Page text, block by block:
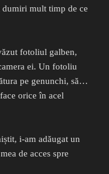
dumiri mult timp de ce
fotoliul galben,
ei. Un fotoliu
pe genunchi, să…
orice în acel
i-am adăugat un
de acces spre